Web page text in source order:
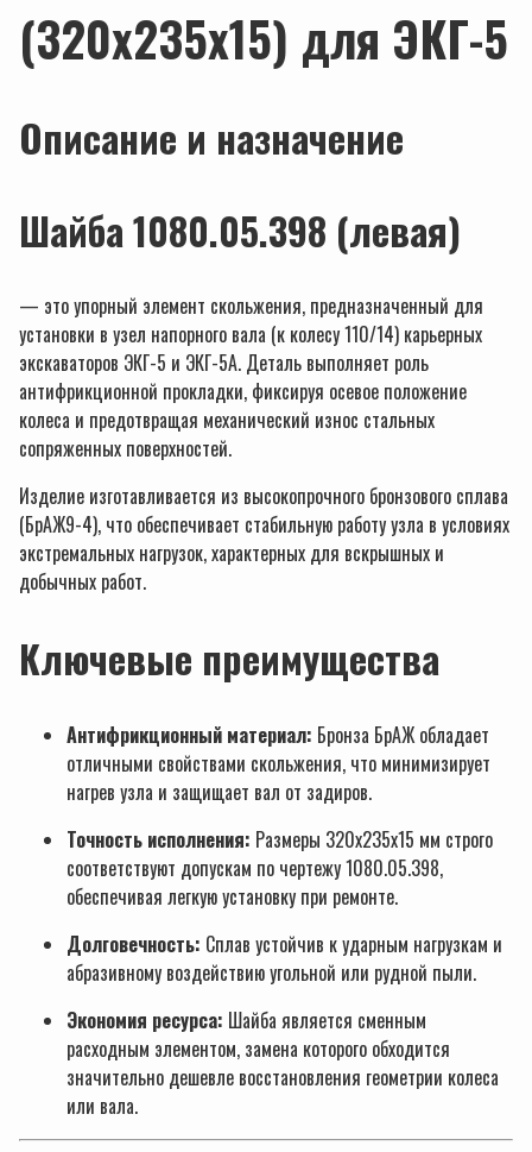
(320х235х15) для ЭКГ-5
Описание и назначение
Шайба 1080.05.398 (левая)
— это упорный элемент скольжения, предназначенный для
установки в узел напорного вала (к колесу 110/14) карьерных
экскаваторов ЭКГ-5 и ЭКГ-5А. Деталь выполняет роль
антифрикционной прокладки, фиксируя осевое положение
колеса и предотвращая механический износ стальных
сопряженных поверхностей.
Изделие изготавливается из высокопрочного бронзового сплава
(БрАЖ9-4), что обеспечивает стабильную работу узла в условиях
экстремальных нагрузок, характерных для вскрышных и
добычных работ.
Ключевые преимущества
Антифрикционный материал: Бронза БрАЖ обладает
отличными свойствами скольжения, что минимизирует
нагрев узла и защищает вал от задиров.
Точность исполнения: Размеры 320х235х15 мм строго
соответствуют допускам по чертежу 1080.05.398,
обеспечивая легкую установку при ремонте.
Долговечность: Сплав устойчив к ударным нагрузкам и
абразивному воздействию угольной или рудной пыли.
Экономия ресурса: Шайба является сменным
расходным элементом, замена которого обходится
значительно дешевле восстановления геометрии колеса
или вала.